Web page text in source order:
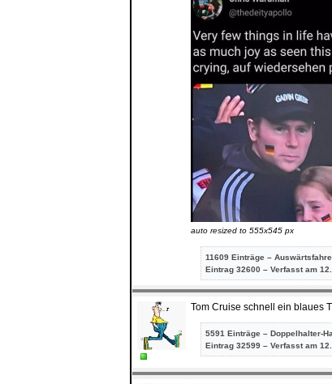
auto resized to 555x545 px
11609 Einträge –
Eintrag 32600 – Verfasst am
Tom Cruise schnell ein blaues
5591 Einträge – Doppelhalter-
Eintrag 32599 – Verfasst am